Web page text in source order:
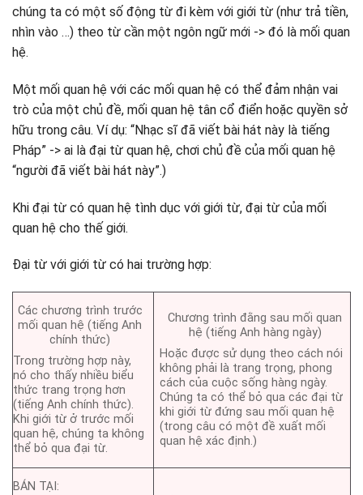
chúng ta có một số động từ đi kèm với giới từ (như trả tiền,
nhìn vào …) theo từ cần một ngôn ngữ mới -> đó là mối quan
hệ.
Một mối quan hệ với các mối quan hệ có thể đảm nhận vai
trò của một chủ đề, mối quan hệ tân cổ điển hoặc quyền sở
hữu trong câu. Ví dụ: “Nhạc sĩ đã viết bài hát này là tiếng
Pháp” -> ai là đại từ quan hệ, chơi chủ đề của mối quan hệ
“người đã viết bài hát này”.)
Khi đại từ có quan hệ tình dục với giới từ, đại từ của mối
quan hệ cho thế giới.
Đại từ với giới từ có hai trường hợp:
Các chương trình trước
mối quan hệ (tiếng Anh
chính thức)
Trong trường hợp này,
nó cho thấy nhiều biểu
thức trang trọng hơn
(tiếng Anh chính thức).
Khi giới từ ở trước mối
quan hệ, chúng ta không
thể bỏ qua đại từ.
Chương trình đằng sau mối quan
hệ (tiếng Anh hàng ngày)
Hoặc được sử dụng theo cách nói
không phải là trang trọng, phong
cách của cuộc sống hàng ngày.
Chúng ta có thể bỏ qua các đại từ
khi giới từ đứng sau mối quan hệ
(trong câu có một đề xuất mối
quan hệ xác định.)
BÁN TẠI: